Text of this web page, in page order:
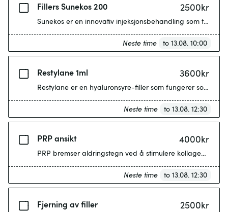
Fillers Sunekos 200 2500kr
Sunekos er en innovativ injeksjonsbehandling som
Neste time to 13.08. 10:00
Restylane 1ml 3600kr
Restylane er en hyaluronsyre-filler som fungerer som et
Neste time to 13.08. 12:30
PRP ansikt 4000kr
PRP bremser aldringstegn ved å stimulere kollagen og
Neste time to 13.08. 12:30
Fjerning av filler 2500kr